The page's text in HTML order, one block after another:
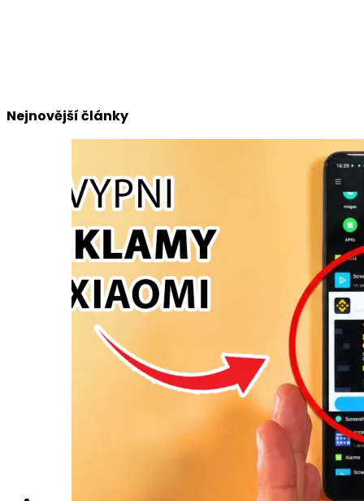
Nejnovější články